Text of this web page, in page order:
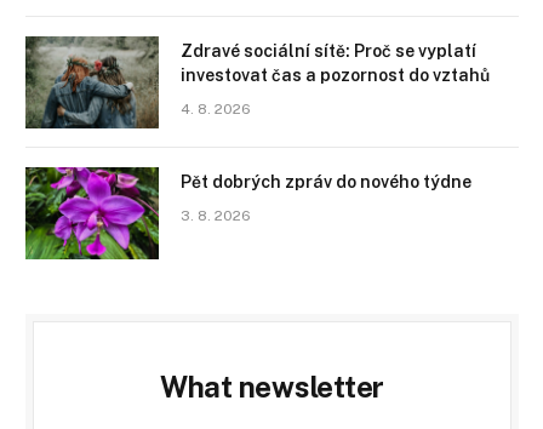
Zdravé sociální sítě: Proč se vyplatí
investovat čas a pozornost do vztahů
4. 8. 2026
Pět dobrých zpráv do nového týdne
3. 8. 2026
What newsletter